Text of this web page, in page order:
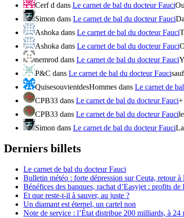
Cerf d dans Le carnet de bal du docteur Fauci
Simon dans Le carnet de bal du docteur Fauci
Ashoka dans Le carnet de bal du docteur Fauci
Ashoka dans Le carnet de bal du docteur Fauci
nemrod dans Le carnet de bal du docteur Fauci
P&C dans Le carnet de bal du docteur Fauci
QuisesouvientdesHommes dans Le carnet de
CPB33 dans Le carnet de bal du docteur Fauci+
CPB33 dans Le carnet de bal du docteur Fauci
Simon dans Le carnet de bal du docteur Fauci
Derniers billets
Le carnet de bal du docteur Fauci
Bulletin météo : forte dépression sur Ceuta, retour
Bénéfices des banques, rachat d’Easyjet : profits de
Et que reste-t-il à sauver, au juste ?
Un diamant est éternel, un cartel non
Note de service : l’État distribue 200 milliards, à 24